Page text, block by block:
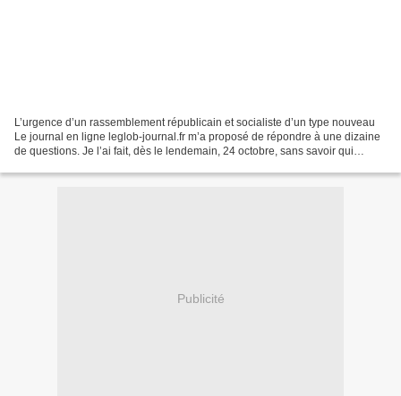
L’urgence d’un rassemblement républicain et socialiste d’un type nouveau
Le journal en ligne leglob-journal.fr m’a proposé de répondre à une dizaine
de questions. Je l’ai fait, dès le lendemain, 24 octobre, sans savoir qui
Publicité